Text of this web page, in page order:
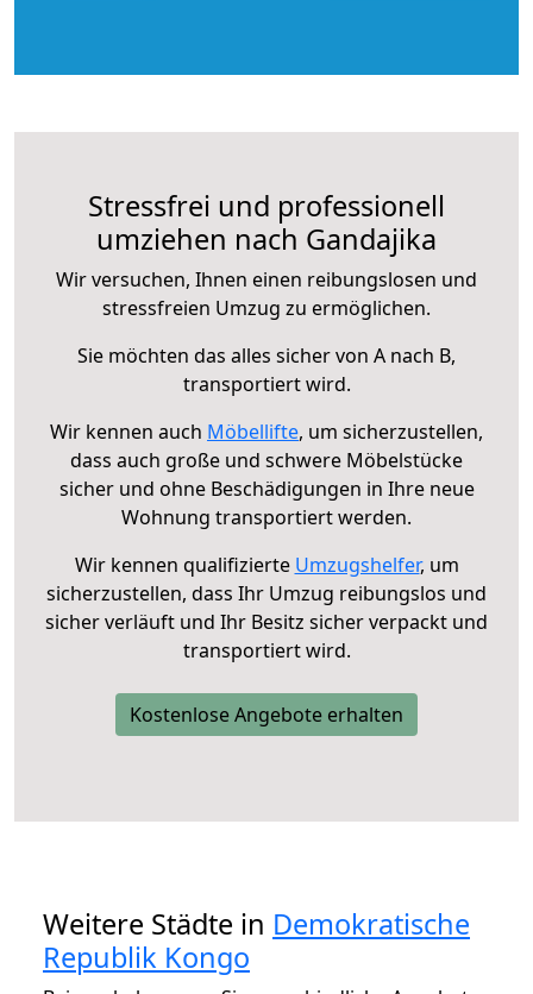
Stressfrei und professionell
umziehen nach Gandajika
Wir versuchen, Ihnen einen reibungslosen und
stressfreien Umzug zu ermöglichen.
Sie möchten das alles sicher von A nach B,
transportiert wird.
Wir kennen auch Möbellifte, um sicherzustellen,
dass auch große und schwere Möbelstücke
sicher und ohne Beschädigungen in Ihre neue
Wohnung transportiert werden.
Wir kennen qualifizierte Umzugshelfer, um
sicherzustellen, dass Ihr Umzug reibungslos und
sicher verläuft und Ihr Besitz sicher verpackt und
transportiert wird.
Kostenlose Angebote erhalten
Weitere Städte in Demokratische
Republik Kongo